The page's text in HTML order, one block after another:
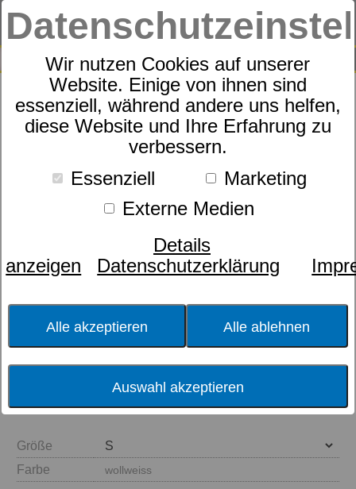
Wir nutzen Cookies auf unserer
Website. Einige von ihnen sind
essenziell, während andere uns helfen,
diese Website und Ihre Erfahrung zu
verbessern.
Essenziell
Marketing
Externe Medien
Details
anzeigen
Datenschutzerklärung
Alle akzeptieren Alle ablehnen
Auswahl akzeptieren
SUCHE
0
Kissenhülle
dormabell Clima
Größe
Farbe
wollweiss